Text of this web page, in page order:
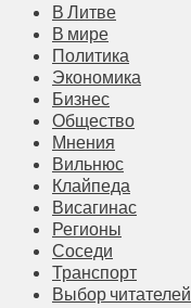
В Литве
В мире
Политика
Экономика
Бизнес
Общество
Мнения
Вильнюс
Клайпеда
Висагинас
Регионы
Соседи
Транспорт
Выбор читателей